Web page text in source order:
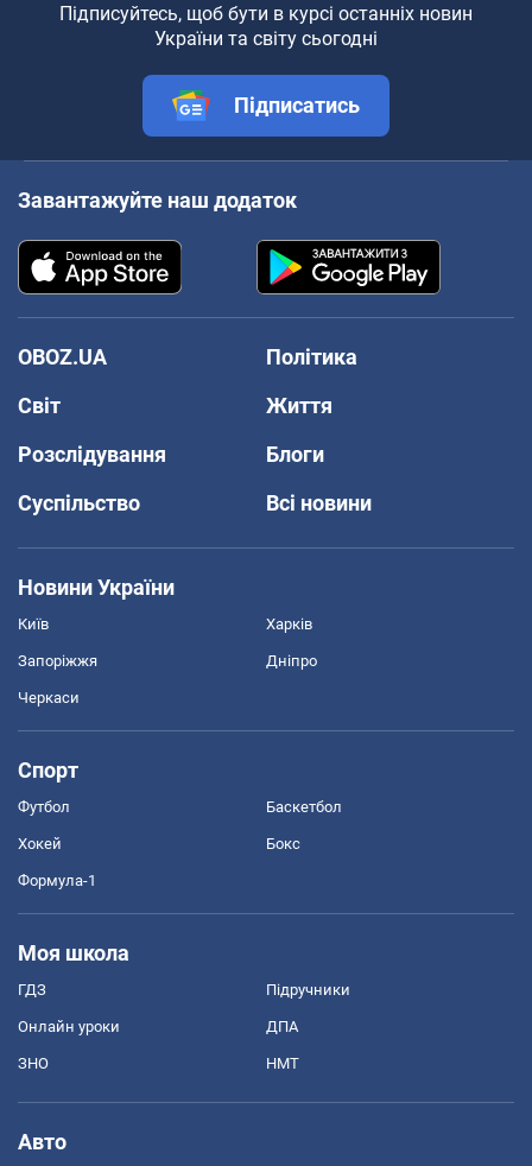
Підписуйтесь, щоб бути в курсі останніх новин
України та світу сьогодні
Підписатись
Завантажуйте наш додаток
OBOZ.UA
Політика
Світ
Життя
Розслідування
Блоги
Суспільство
Всі новини
Новини України
Київ Харків
Запоріжжя Дніпро
Черкаси
Спорт
Футбол Баскетбол
Хокей Бокс
Формула-1
Моя школа
ГДЗ Підручники
Онлайн уроки ДПА
ЗНО НМТ
Авто